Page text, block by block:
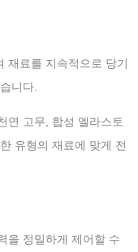
재료를 지속적으로 당기
니다.
연 고무, 합성 엘라스토
유형의 재료에 맞게 전
을 정밀하게 제어할 수